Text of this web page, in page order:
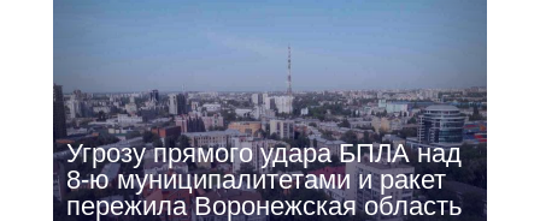
Угрозу прямого удара БПЛА над
8-ю муниципалитетами и ракет
пережила Воронежская область